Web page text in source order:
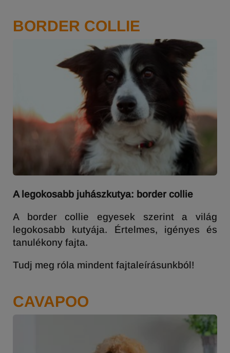
BORDER COLLIE
A legokosabb juhászkutya: border collie
A border collie egyesek szerint a világ
legokosabb kutyája. Értelmes, igényes és
tanulékony fajta.
Tudj meg róla mindent fajtaleírásunkból!
CAVAPOO